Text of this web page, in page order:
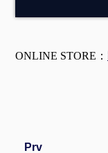
ONLINE STORE：
Prv